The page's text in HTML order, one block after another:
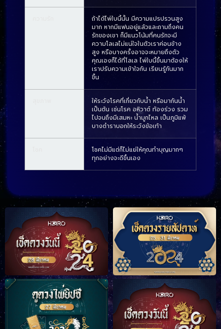
ถ้าได้ไพ่ใบนี้นั้น มีความแปรปรวนสูง
มาก หากมีแฟนอยู่แล้วและถามถึงคน
รักของเขา ก็มีแนวโน้มที่คนรักจะมี
ความโลเลไม่แน่ใจในตัวเราค่อนข้าง
สูง หรือบางครั้งอาจจะหมายถึงตัว
คุณเองก็ได้ที่โลเล ไพ่ใบนี้ขึ้นมาต้องให้
เราปรับความเข้าใจกัน เรียนรู้กันมาก
ขึ้น
ให้ระวังโรคที่เกี่ยวกับน้ำ หรือมากันน้ำ
เป็นต้น เช่นโรค อหิวาต์ ท้องร่วง รวม
ไปจนถึงมีเสมหะ น้ำมูกไหล เป็นภูมิแพ้
บางตำราบอกให้ระวังข้อเท้า
โชคไม่มีแต่ก็ไม่แย่ให้คุณทำบุญมากๆ
ทุกอย่างจะดีขึ้นเอง